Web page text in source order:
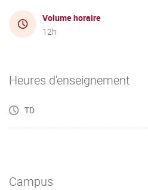
Volume horaire
12h
Heures d'enseignement
TD
Campus